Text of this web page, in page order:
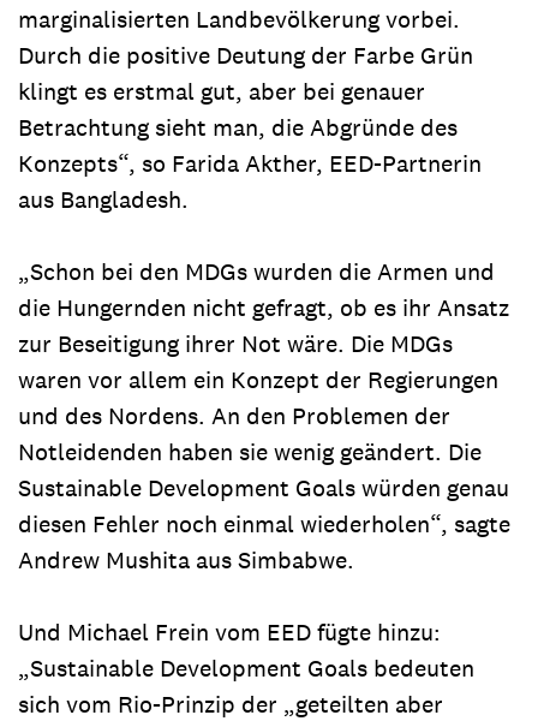
marginalisierten Landbevölkerung vorbei.
Durch die positive Deutung der Farbe Grün
klingt es erstmal gut, aber bei genauer
Betrachtung sieht man, die Abgründe des
Konzepts“, so Farida Akther, EED-Partnerin
aus Bangladesh.
„Schon bei den MDGs wurden die Armen und
die Hungernden nicht gefragt, ob es ihr Ansatz
zur Beseitigung ihrer Not wäre. Die MDGs
waren vor allem ein Konzept der Regierungen
und des Nordens. An den Problemen der
Notleidenden haben sie wenig geändert. Die
Sustainable Development Goals würden genau
diesen Fehler noch einmal wiederholen“, sagte
Andrew Mushita aus Simbabwe.
Und Michael Frein vom EED fügte hinzu:
„Sustainable Development Goals bedeuten
sich vom Rio-Prinzip der „geteilten aber